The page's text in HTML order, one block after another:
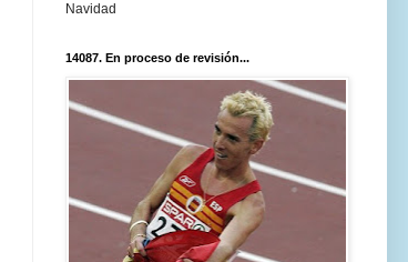
Navidad
14087. En proceso de revisión...